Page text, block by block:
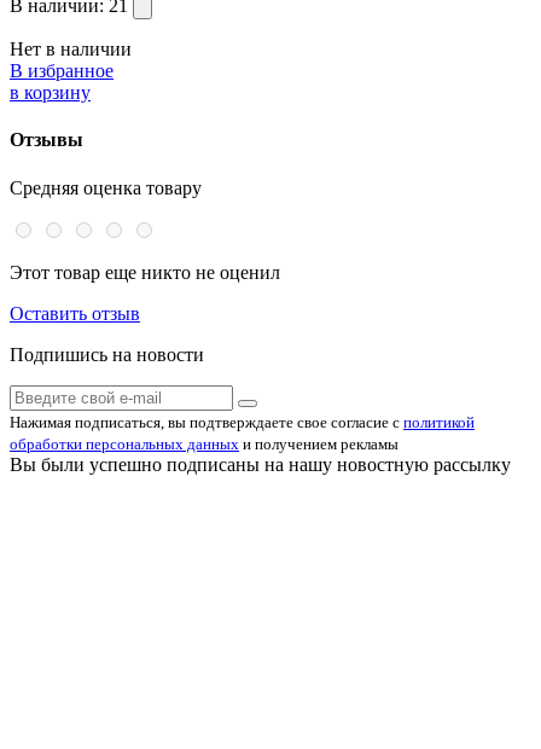
В наличии: 21
Нет в наличии
В избранное
в корзину
Отзывы
Средняя оценка товару
Этот товар еще никто не оценил
Оставить отзыв
Подпишись на новости
Нажимая подписаться, вы подтверждаете свое согласие с политикой
обработки персональных данных и получением рекламы
Вы были успешно подписаны на нашу новостную рассылку